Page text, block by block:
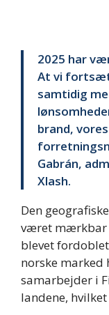
2025 har
At vi
samtidig
brand,
Gabrán,
Xlash.
Den
været mærkbar
blevet
norske marked
samarbejder i
landene,